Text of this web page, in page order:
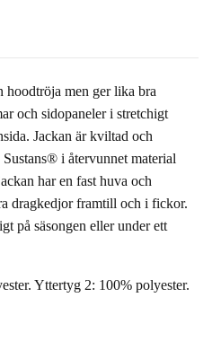
hoodtröja men ger lika bra
och sidopaneler i stretchigt
Jackan är kviltad och
i återvunnet material
har en fast huva och
dragkedjor framtill och i fickor.
på säsongen eller under ett
Yttertyg 2: 100% polyester.